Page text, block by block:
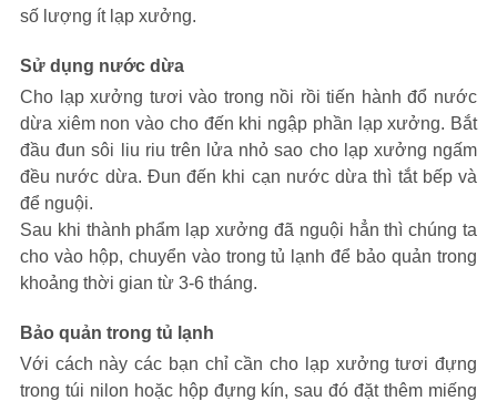
số lượng ít lạp xưởng.
Sử dụng nước dừa
Cho lạp xưởng tươi vào trong nồi rồi tiến hành đổ nước
dừa xiêm non vào cho đến khi ngập phần lạp xưởng. Bắt
đầu đun sôi liu riu trên lửa nhỏ sao cho lạp xưởng ngấm
đều nước dừa. Đun đến khi cạn nước dừa thì tắt bếp và
để nguội.
Sau khi thành phẩm lạp xưởng đã nguội hẳn thì chúng ta
cho vào hộp, chuyển vào trong tủ lạnh để bảo quản trong
khoảng thời gian từ 3-6 tháng.
Bảo quản trong tủ lạnh
Với cách này các bạn chỉ cần cho lạp xưởng tươi đựng
trong túi nilon hoặc hộp đựng kín, sau đó đặt thêm miếng